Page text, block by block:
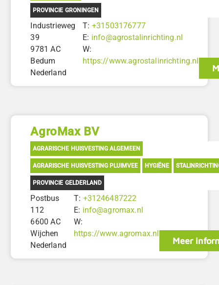
PROVINCIE GRONINGEN
Industrieweg
39
9781 AC
Bedum
Nederland
T: +31503176777
E: info@agrostalinrichting.nl
W:
https://www.agrostalinrichting.nl
AgroMax BV
AGRARISCHE HUISVESTING ALGEMEEN
AGRARISCHE HUISVESTING PLUIMVEE HYGIËNE
PROVINCIE GELDERLAND
Postbus
112
6600 AC
Wijchen
Nederland
T: +31246487222
E: info@agromax.nl
W:
https://www.agromax.nl
Meer